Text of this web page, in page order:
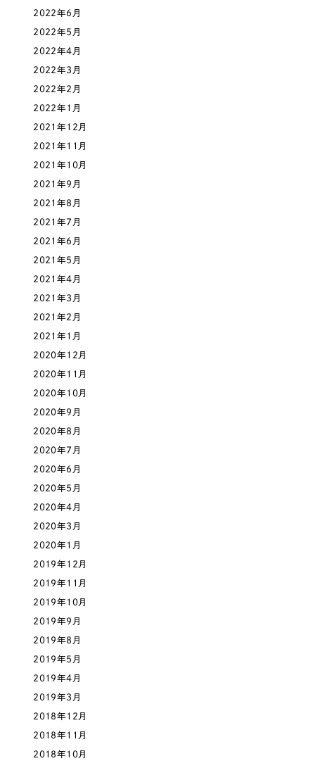
オレンジ・橙色
ピンク・桃色
カラフル・多色
その他
さらに条件を追加する
2022年6月
2022年5月
2022年4月
2022年3月
2022年2月
2022年1月
2021年12月
2021年11月
2021年10月
2021年9月
2021年8月
2021年7月
2021年6月
2021年5月
2021年4月
2021年3月
2021年2月
2021年1月
2020年12月
2020年11月
2020年10月
2020年9月
2020年8月
2020年7月
2020年6月
2020年5月
2020年4月
2020年3月
2020年1月
2019年12月
2019年11月
2019年10月
2019年9月
2019年8月
2019年5月
2019年4月
2019年3月
2018年12月
2018年11月
2018年10月